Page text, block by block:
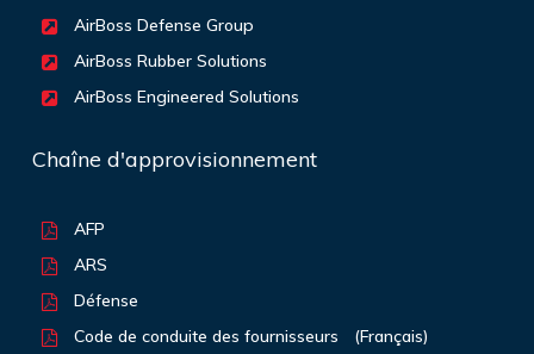
AirBoss Defense Group
AirBoss Rubber Solutions
AirBoss Engineered Solutions
Chaîne d'approvisionnement
AFP
ARS
Défense
Code de conduite des fournisseurs
(Français)